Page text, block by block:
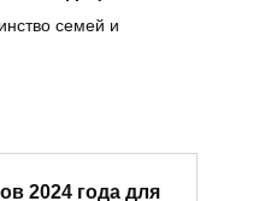
семей и
2024 года для